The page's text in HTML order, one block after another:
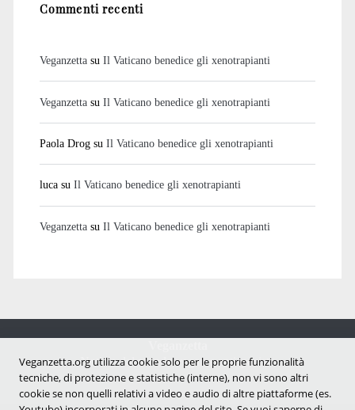
Commenti recenti
Veganzettasu Il Vaticano benedice gli xenotrapianti
Veganzettasu Il Vaticano benedice gli xenotrapianti
Paola Drogsu Il Vaticano benedice gli xenotrapianti
lucasu Il Vaticano benedice gli xenotrapianti
Veganzettasu Il Vaticano benedice gli xenotrapianti
Notizie dal mondo vegan e antispecista
Veganzetta.org utilizza cookie solo per le proprie funzionalità
tecniche, di protezione e statistiche (interne), non vi sono altri
cookie se non quelli relativi a video e audio di altre piattaforme (es.